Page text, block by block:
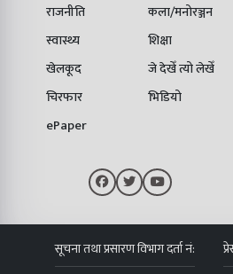
राजनीति
कला/मनोरञ्जन
स्वास्थ्य
शिक्षा
खेलकूद
जे देखेँ त्यो लेखेँ
चिरफार
भिडियो
ePaper
सूचना तथा प्रसारण विभाग दर्ता नं: